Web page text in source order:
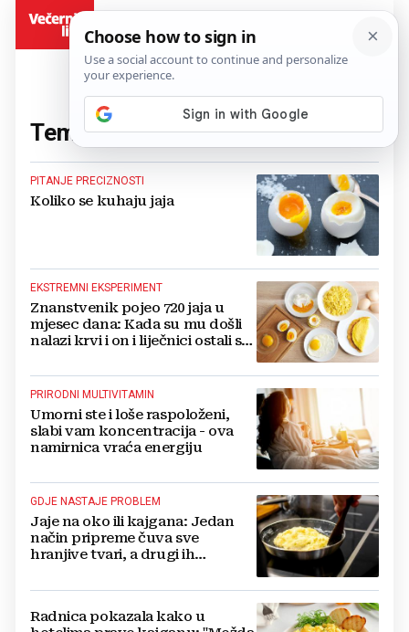
Tema:jaja(188 članaka)
PITANJE PRECIZNOSTI
Koliko se kuhaju jaja
EKSTREMNI EKSPERIMENT
Znanstvenik pojeo 720 jaja u
mjesec dana: Kada su mu došli
nalazi krvi i on i liječnici ostali su
PRIRODNI MULTIVITAMIN
Umorni ste i loše raspoloženi,
slabi vam koncentracija - ova
namirnica vraća energiju
GDJE NASTAJE PROBLEM
Jaje na oko ili kajgana: Jedan
način pripreme čuva sve
hranjive tvari, a drugi ih
Radnica pokazala kako u